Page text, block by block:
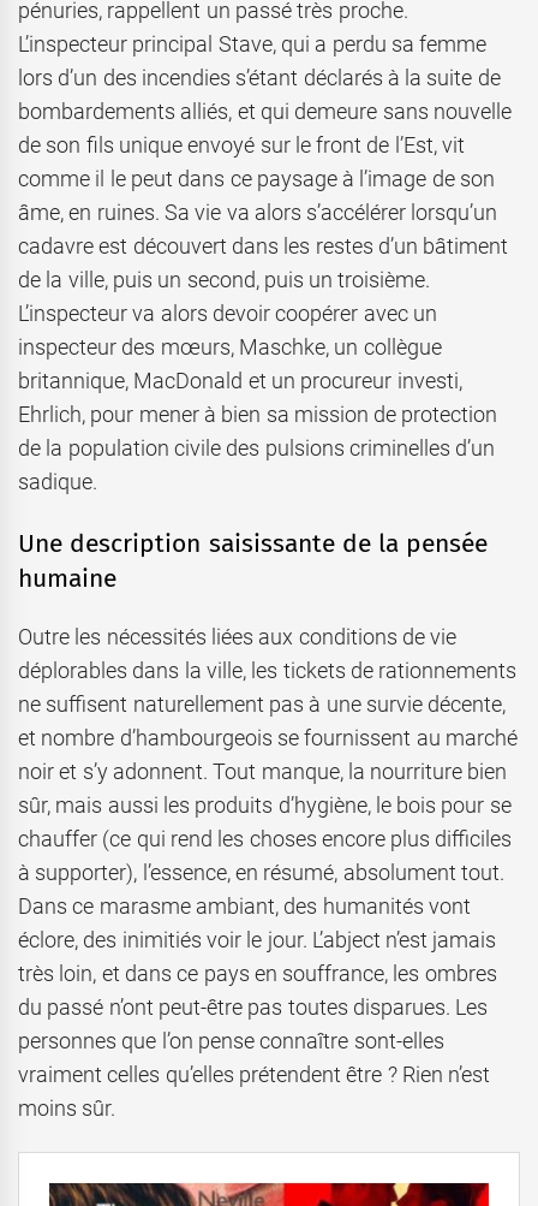
pénuries, rappellent un passé très proche.
L’inspecteur principal Stave, qui a perdu sa femme
lors d’un des incendies s’étant déclarés à la suite de
bombardements alliés, et qui demeure sans nouvelle
de son fils unique envoyé sur le front de l’Est, vit
comme il le peut dans ce paysage à l’image de son
âme, en ruines. Sa vie va alors s’accélérer lorsqu’un
cadavre est découvert dans les restes d’un bâtiment
de la ville, puis un second, puis un troisième.
L’inspecteur va alors devoir coopérer avec un
inspecteur des mœurs, Maschke, un collègue
britannique, MacDonald et un procureur investi,
Ehrlich, pour mener à bien sa mission de protection
de la population civile des pulsions criminelles d’un
sadique.
Une description saisissante de la pensée
humaine
Outre les nécessités liées aux conditions de vie
déplorables dans la ville, les tickets de rationnements
ne suffisent naturellement pas à une survie décente,
et nombre d’hambourgeois se fournissent au marché
noir et s’y adonnent. Tout manque, la nourriture bien
sûr, mais aussi les produits d’hygiène, le bois pour se
chauffer (ce qui rend les choses encore plus difficiles
à supporter), l’essence, en résumé, absolument tout.
Dans ce marasme ambiant, des humanités vont
éclore, des inimitiés voir le jour. L’abject n’est jamais
très loin, et dans ce pays en souffrance, les ombres
du passé n’ont peut-être pas toutes disparues. Les
personnes que l’on pense connaître sont-elles
vraiment celles qu’elles prétendent être ? Rien n’est
moins sûr.